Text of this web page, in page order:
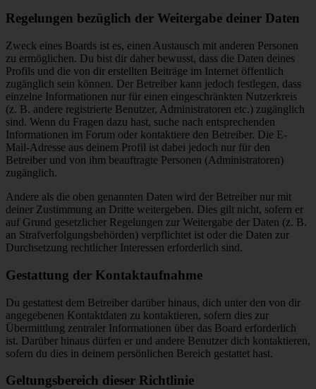
Regelungen bezüglich der Weitergabe deiner Daten
Zweck eines Boards ist es, einen Austausch mit anderen Personen
zu ermöglichen. Du bist dir daher bewusst, dass die Daten deines
Profils und die von dir erstellten Beiträge im Internet öffentlich
zugänglich sein können. Der Betreiber kann jedoch festlegen, dass
einzelne Informationen nur für einen eingeschränkten Nutzerkreis
(z. B. andere registrierte Benutzer, Administratoren etc.) zugänglich
sind. Wenn du Fragen dazu hast, suche nach entsprechenden
Informationen im Forum oder kontaktiere den Betreiber. Die E-
Mail-Adresse aus deinem Profil ist dabei jedoch nur für den
Betreiber und von ihm beauftragte Personen (Administratoren)
zugänglich.
Andere als die oben genannten Daten wird der Betreiber nur mit
deiner Zustimmung an Dritte weitergeben. Dies gilt nicht, sofern er
auf Grund gesetzlicher Regelungen zur Weitergabe der Daten (z. B.
an Strafverfolgungsbehörden) verpflichtet ist oder die Daten zur
Durchsetzung rechtlicher Interessen erforderlich sind.
Gestattung der Kontaktaufnahme
Du gestattest dem Betreiber darüber hinaus, dich unter den von dir
angegebenen Kontaktdaten zu kontaktieren, sofern dies zur
Übermittlung zentraler Informationen über das Board erforderlich
ist. Darüber hinaus dürfen er und andere Benutzer dich kontaktieren,
sofern du dies in deinem persönlichen Bereich gestattet hast.
Geltungsbereich dieser Richtlinie